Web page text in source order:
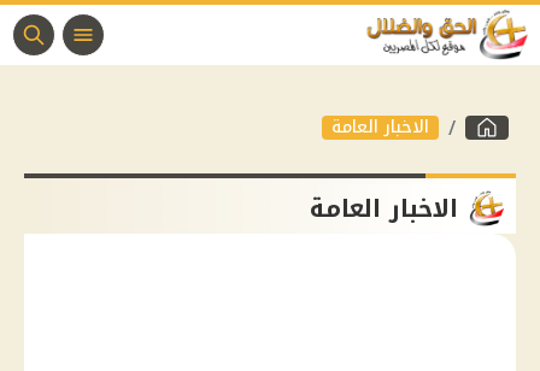
الاخبار العامة
الاخبار العامة